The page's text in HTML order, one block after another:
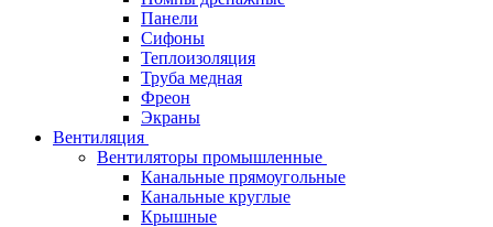
Панели
Сифоны
Теплоизоляция
Труба медная
Фреон
Экраны
Вентиляция
Вентиляторы промышленные
Канальные прямоугольные
Канальные круглые
Крышные